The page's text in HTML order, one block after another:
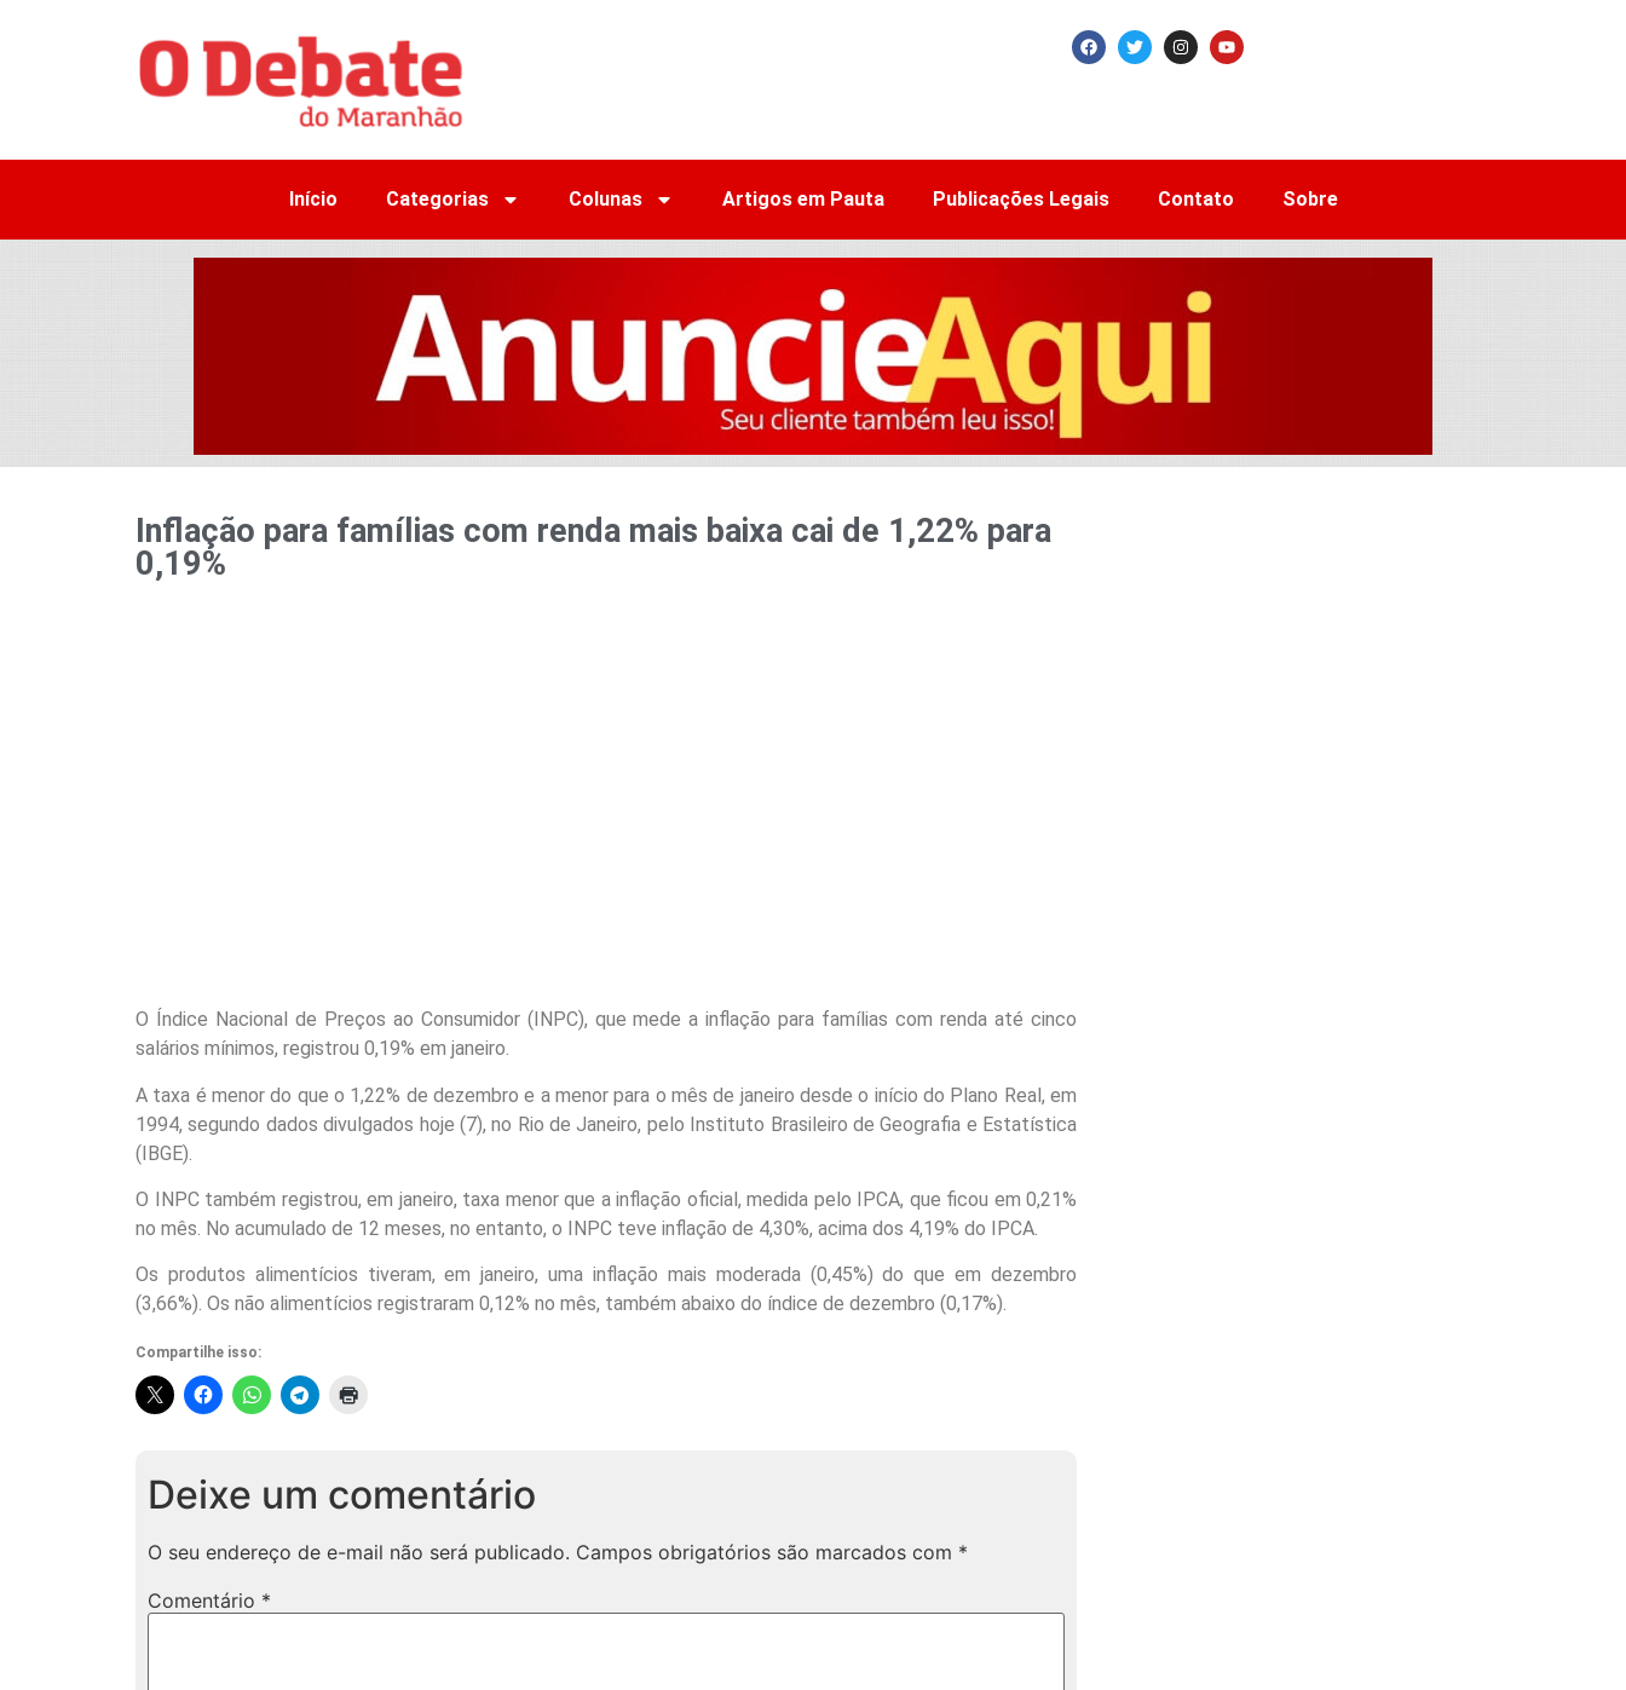
Início Categorias Colunas Artigos em Pauta Publicações Legais Contato Sobre
Inflação para famílias com renda mais baixa cai de 1,22% para
0,19%
O Índice Nacional de Preços ao Consumidor (INPC), que mede a inflação para famílias com renda até cinco
salários mínimos, registrou 0,19% em janeiro.
A taxa é menor do que o 1,22% de dezembro e a menor para o mês de janeiro desde o início do Plano Real, em
1994, segundo dados divulgados hoje (7), no Rio de Janeiro, pelo Instituto Brasileiro de Geografia e Estatística
(IBGE).
O INPC também registrou, em janeiro, taxa menor que a inflação oficial, medida pelo IPCA, que ficou em 0,21%
no mês. No acumulado de 12 meses, no entanto, o INPC teve inflação de 4,30%, acima dos 4,19% do IPCA.
Os produtos alimentícios tiveram, em janeiro, uma inflação mais moderada (0,45%) do que em dezembro
(3,66%). Os não alimentícios registraram 0,12% no mês, também abaixo do índice de dezembro (0,17%).
Compartilhe isso:
Deixe um comentário
O seu endereço de e-mail não será publicado. Campos obrigatórios são marcados com *
Comentário *